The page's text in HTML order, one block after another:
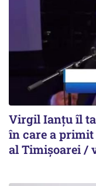
Virgil Ianțu îl
în care a primit
al Timișoarei /